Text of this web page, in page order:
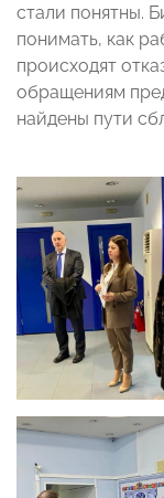
стали понятны.
понимать, как
происходят
обращениям
найдены пути